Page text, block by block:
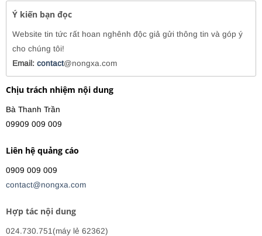
Ý kiến bạn đọc
Website tin tức rất hoan nghênh độc giả gửi thông tin và góp ý
cho chúng tôi!
Email: contact@nongxa.com
Chịu trách nhiệm nội dung
Bà Thanh Trần
09909 009 009
Liên hệ quảng cáo
0909 009 009
contact@nongxa.com
Hợp tác nội dung
024.730.751(máy lẻ 62362)